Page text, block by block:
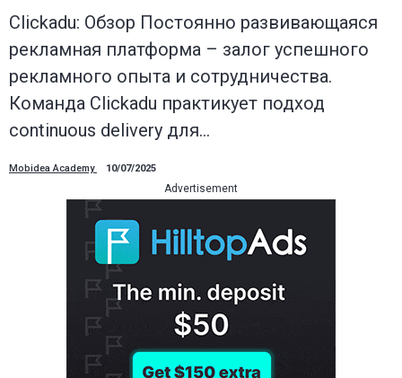
Clickadu: Обзор Постоянно развивающаяся
рекламная платформа – залог успешного
рекламного опыта и сотрудничества.
Команда Clickadu практикует подход
continuous delivery для…
Mobidea Academy 10/07/2025
Advertisement